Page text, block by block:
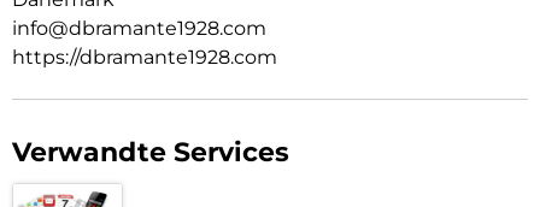
info@dbramante1928.com
https://dbramante1928.com
Verwandte Services